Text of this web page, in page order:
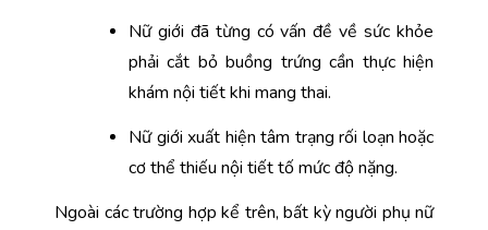
Nữ giới đã từng có vấn đề về sức khỏe
phải cắt bỏ buồng trứng cần thực hiện
khám nội tiết khi mang thai.
Nữ giới xuất hiện tâm trạng rối loạn hoặc
cơ thể thiếu nội tiết tố mức độ nặng.
Ngoài các trường hợp kể trên, bất kỳ người phụ nữ